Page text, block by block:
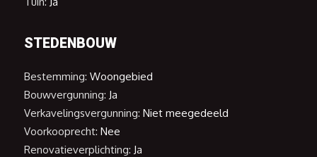
STEDENBOUW
Bestemming: Woongebied
Bouwvergunning: Ja
Verkavelingsvergunning: Niet meegedeeld
Voorkooprecht: Nee
Renovatieverplichting: Ja